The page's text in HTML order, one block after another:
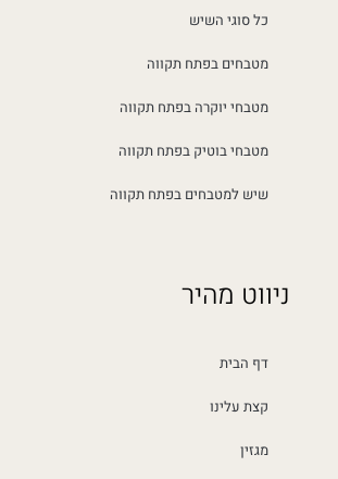
כל סוגי השיש
מטבחים בפתח תקווה
מטבחי יוקרה בפתח תקווה
מטבחי בוטיק בפתח תקווה
שיש למטבחים בפתח תקווה
ניווט מהיר
דף הבית
קצת עלינו
מגזין